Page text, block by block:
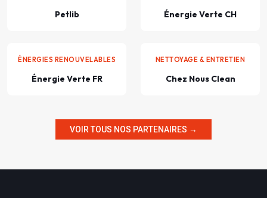
Petlib Énergie Verte CH
ÉNERGIES RENOUVELABLES
Énergie Verte FR
NETTOYAGE & ENTRETIEN
Chez Nous Clean
VOIR TOUS NOS PARTENAIRES →